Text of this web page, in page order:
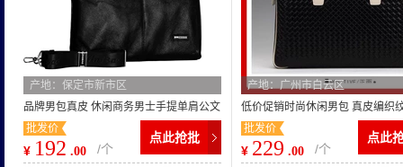
产地：保定市新市区
品牌男包真皮 休闲商务男士手提单肩公文
包斜挎包男士包包8963-3
批发价
¥ 192 .00 /个
点此抢批
产地：广州市白云区
低价促销时尚休闲男包 真皮编织
斜挎包 男包品牌斜挎包
批发价
¥ 229 .00 /个
点此